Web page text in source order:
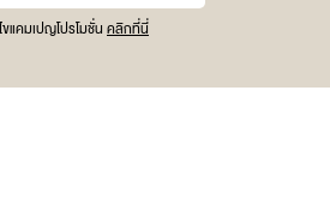
ขแคมเปญโปรโมชั่น คลิกที่นี่